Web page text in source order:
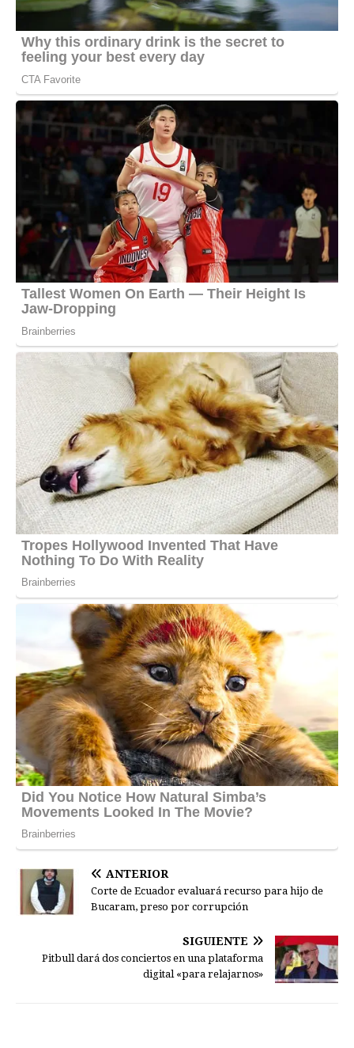
ANTERIOR
Corte de Ecuador evaluará recurso para hijo de
Bucaram, preso por corrupción
SIGUIENTE
Pitbull dará dos conciertos en una plataforma
digital «para relajarnos»